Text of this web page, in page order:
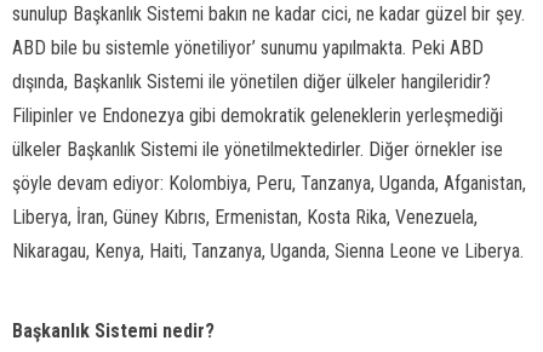
sunulup Başkanlık Sistemi bakın ne kadar cici, ne kadar güzel bir şey.
ABD bile bu sistemle yönetiliyor’ sunumu yapılmakta. Peki ABD
dışında, Başkanlık Sistemi ile yönetilen diğer ülkeler hangileridir?
Filipinler ve Endonezya gibi demokratik geleneklerin yerleşmediği
ülkeler Başkanlık Sistemi ile yönetilmektedirler. Diğer örnekler ise
şöyle devam ediyor: Kolombiya, Peru, Tanzanya, Uganda, Afganistan,
Liberya, İran, Güney Kıbrıs, Ermenistan, Kosta Rika, Venezuela,
Nikaragau, Kenya, Haiti, Tanzanya, Uganda, Sienna Leone ve Liberya.
Başkanlık Sistemi nedir?